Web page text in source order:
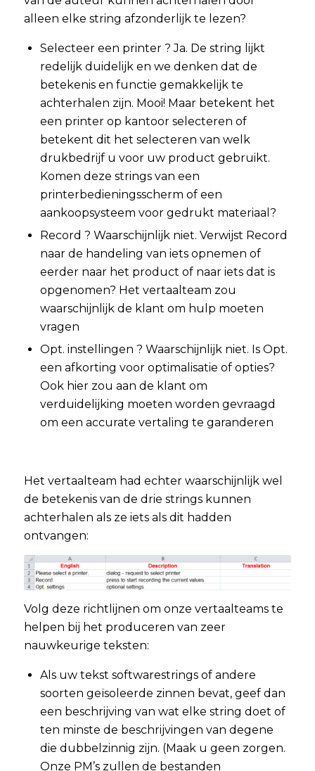
alleen elke string afzonderlijk te lezen?
Selecteer een printer ? Ja. De string lijkt
redelijk duidelijk en we denken dat de
betekenis en functie gemakkelijk te
achterhalen zijn. Mooi! Maar betekent het
een printer op kantoor selecteren of
betekent dit het selecteren van welk
drukbedrijf u voor uw product gebruikt.
Komen deze strings van een
printerbedieningsscherm of een
aankoopsysteem voor gedrukt materiaal?
Record ? Waarschijnlijk niet. Verwijst Record
naar de handeling van iets opnemen of
eerder naar het product of naar iets dat is
opgenomen? Het vertaalteam zou
waarschijnlijk de klant om hulp moeten
vragen
Opt. instellingen ? Waarschijnlijk niet. Is Opt.
een afkorting voor optimalisatie of opties?
Ook hier zou aan de klant om
verduidelijking moeten worden gevraagd
om een accurate vertaling te garanderen
Het vertaalteam had echter waarschijnlijk wel
de betekenis van de drie strings kunnen
achterhalen als ze iets als dit hadden
ontvangen:
Volg deze richtlijnen om onze vertaalteams te
helpen bij het produceren van zeer
nauwkeurige teksten:
Als uw tekst softwarestrings of andere
soorten geïsoleerde zinnen bevat, geef dan
een beschrijving van wat elke string doet of
ten minste de beschrijvingen van degene
die dubbelzinnig zijn. (Maak u geen zorgen.
Onze PM’s zullen de bestanden